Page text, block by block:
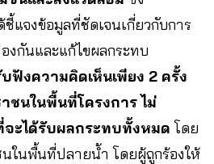
แจงข้อมูลที่ชัดเจนเกี่ยวกับการ
งกันและแก้ไขผลกระทบ
ฟังความคิดเห็นเพียง 2 ครั้ง
ชนในพื้นที่โครงการ ไม่
ะได้รับผลกระทบทั้งหมดโดย
ในพื้นที่ปลายน้ำ โดยผู้ถูกร้องให้